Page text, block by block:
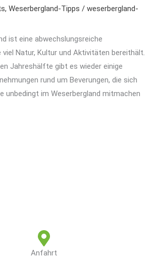
,Weserbergland-Tipps /weserbergland-
ist eine abwechslungsreiche
viel Natur, Kultur und Aktivitäten bereithält.
Jahreshälfte gibt es wieder einige
rund um Beverungen, die sich
unbedingt im Weserbergland mitmachen
Anfahrt